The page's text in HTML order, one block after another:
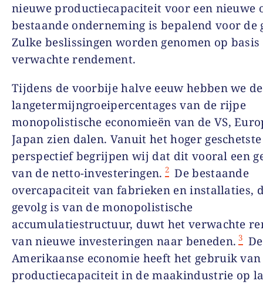
nieuwe productiecapaciteit voor een nieuwe
bestaande onderneming is bepalend voor de
Zulke beslissingen worden genomen op
verwachte rendement.
Tijdens de voorbije halve eeuw hebben we de
langetermijngroeipercentages van de rijpe
monopolistische economieën van de VS,
Japan zien dalen. Vanuit het hoger geschetste
perspectief begrijpen wij dat dit vooral een
van de netto-investeringen. 2 De bestaande
overcapaciteit van fabrieken en installaties,
gevolg is van de monopolistische
accumulatiestructuur, duwt het verwachte
van nieuwe investeringen naar beneden. 3 De
Amerikaanse economie heeft het gebruik
productiecapaciteit in de maakindustrie op